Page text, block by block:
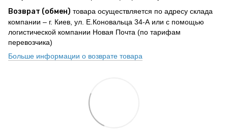
Возврат (обмен) товара осуществляется по адресу склада
компании – г. Киев, ул. Е.Коновальца 34-А или с помощью
логистической компании Новая Почта (по тарифам
перевозчика)
Больше информации о возврате товара